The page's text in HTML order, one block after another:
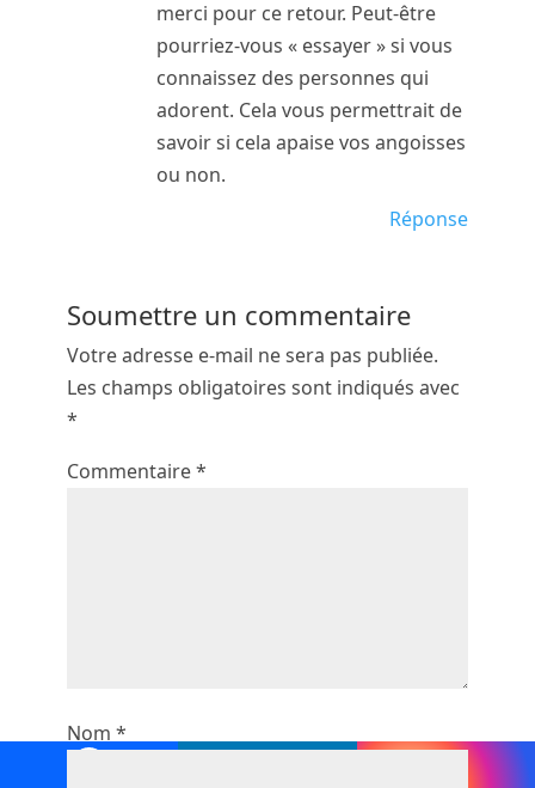
merci pour ce retour. Peut-être
pourriez-vous « essayer » si vous
connaissez des personnes qui
adorent. Cela vous permettrait de
savoir si cela apaise vos angoisses
ou non.
Réponse
Soumettre un commentaire
Votre adresse e-mail ne sera pas publiée.
Les champs obligatoires sont indiqués avec
*
Commentaire*
Nom *